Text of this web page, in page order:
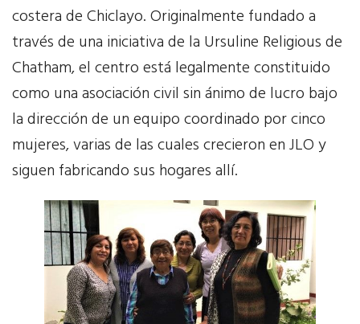
ACIES
Bibliotecas Rurales
Centro Esperanza
Centro Santa Angela
Latidos
Asociación Madre Oliva
Voluntariado
costera de Chiclayo. Originalmente fundado a
través de una iniciativa de la Ursuline Religious de
Chatham, el centro está legalmente constituido
como una asociación civil sin ánimo de lucro bajo
la dirección de un equipo coordinado por cinco
mujeres, varias de las cuales crecieron en JLO y
siguen fabricando sus hogares allí.